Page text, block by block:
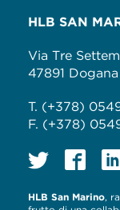
HLB SAN
Via Tre
47891
T. (+378)
F. (+378)
HLB San Marino,